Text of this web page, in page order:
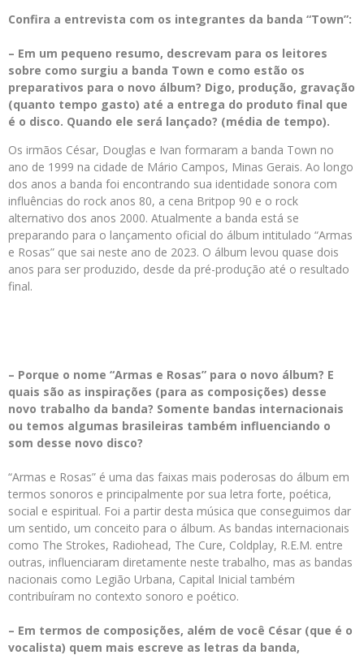
Confira a entrevista com os integrantes da banda “Town”:
– Em um pequeno resumo, descrevam para os leitores
sobre como surgiu a banda Town e como estão os
preparativos para o novo álbum? Digo, produção, gravação
(quanto tempo gasto) até a entrega do produto final que
é o disco. Quando ele será lançado? (média de tempo).
Os irmãos César, Douglas e Ivan formaram a banda Town no
ano de 1999 na cidade de Mário Campos, Minas Gerais. Ao longo
dos anos a banda foi encontrando sua identidade sonora com
influências do rock anos 80, a cena Britpop 90 e o rock
alternativo dos anos 2000. Atualmente a banda está se
preparando para o lançamento oficial do álbum intitulado “Armas
e Rosas” que sai neste ano de 2023. O álbum levou quase dois
anos para ser produzido, desde da pré-produção até o resultado
final.
– Porque o nome “Armas e Rosas” para o novo álbum? E
quais são as inspirações (para as composições) desse
novo trabalho da banda? Somente bandas internacionais
ou temos algumas brasileiras também influenciando o
som desse novo disco?
“Armas e Rosas” é uma das faixas mais poderosas do álbum em
termos sonoros e principalmente por sua letra forte, poética,
social e espiritual. Foi a partir desta música que conseguimos dar
um sentido, um conceito para o álbum. As bandas internacionais
como The Strokes, Radiohead, The Cure, Coldplay, R.E.M. entre
outras, influenciaram diretamente neste trabalho, mas as bandas
nacionais como Legião Urbana, Capital Inicial também
contribuíram no contexto sonoro e poético.
– Em termos de composições, além de você César (que é o
vocalista) quem mais escreve as letras da banda,